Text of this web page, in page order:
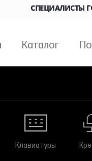
СПЕЦИАЛИСТЫ
Каталог
Клавиатуры